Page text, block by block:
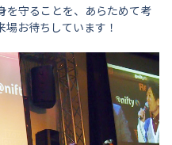
を守ることを、あらためて考
お待ちしています！